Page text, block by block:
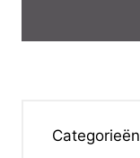
Categorieën